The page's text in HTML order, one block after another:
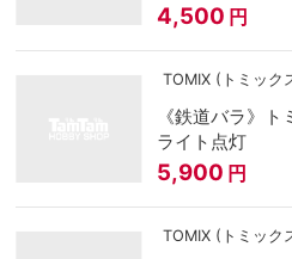
4,500 円
TOMIX (トミック
《鉄道バラ》
ライト点灯
5,900 円
TOMIX (トミック